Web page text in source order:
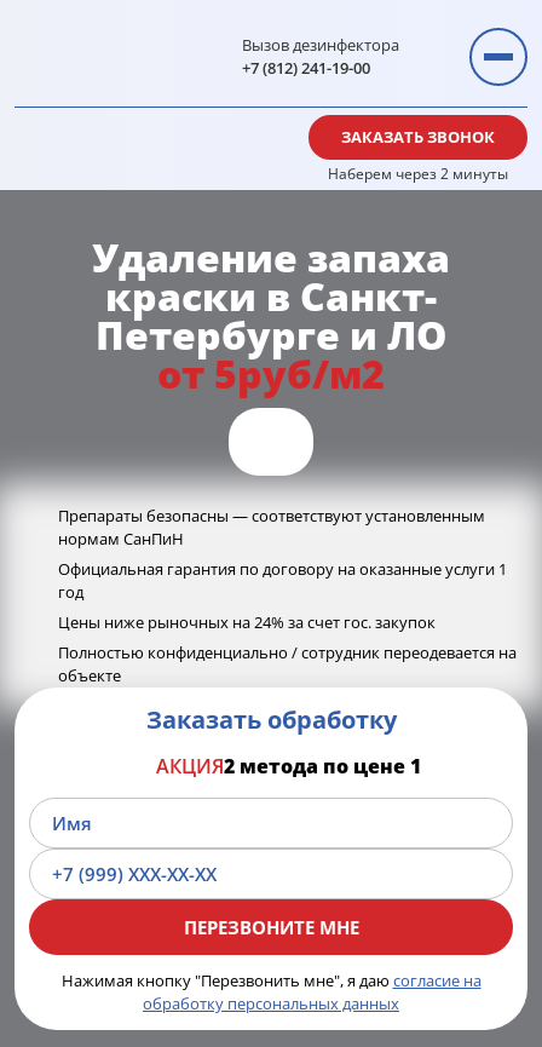
Вызов дезинфектора
+7 (812) 241-19-00
ЗАКАЗАТЬ ЗВОНОК
Наберем через 2 минуты
Удаление запаха
краски в Санкт-
Петербурге и ЛО
от 5руб/м2
Препараты безопасны — соответствуют установленным
нормам СанПиН
Официальная гарантия по договору на оказанные услуги 1
год
Цены ниже рыночных на 24% за счет гос. закупок
Полностью конфиденциально / сотрудник переодевается на
объекте
Заказать обработку
АКЦИЯ2 метода по цене 1
Нажимая кнопку "Перезвонить мне", я даю согласие на
обработку персональных данных